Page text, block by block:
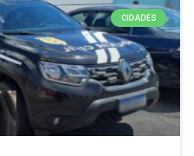
CIDADES